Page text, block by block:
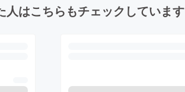
人はこちらもチェックしています